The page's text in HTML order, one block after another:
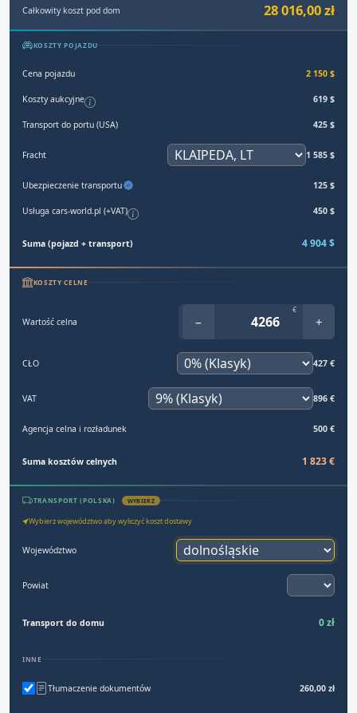
Całkowity koszt pod dom 28 016,00 zł
KOSZTY POJAZDU
Cena pojazdu 2 150 $
Koszty aukcyjne 619 $
Transport do portu (USA) 425 $
Fracht 1 585 $
Ubezpieczenie transportu 125 $
Usługa cars-world.pl (+VAT) 450 $
Suma (pojazd + transport) 4 904 $
KOSZTY CELNE
Wartość celna −
€
+
CŁO 427 €
VAT 896 €
Agencja celna i rozładunek 500 €
Suma kosztów celnych 1 823 €
TRANSPORT (POLSKA) WYBIERZ
Wybierz województwo aby wyliczyć koszt dostawy
Województwo
Powiat
Transport do domu 0 zł
INNE
Tłumaczenie dokumentów 260,00 zł